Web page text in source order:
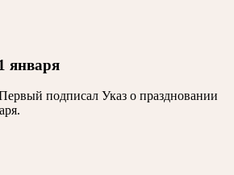
января
подписал Указ о праздновании